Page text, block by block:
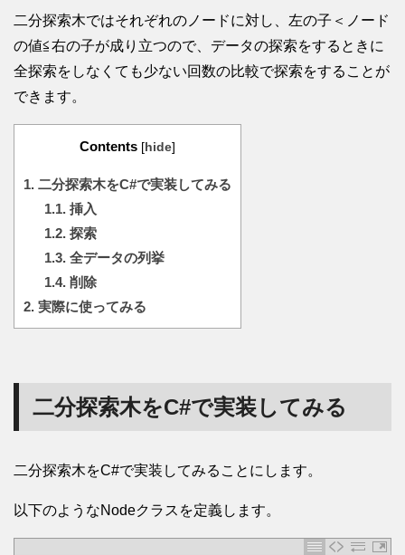
二分探索木ではそれぞれのノードに対し、左の子＜ノード
の値≦右の子が成り立つので、データの探索をするときに
全探索をしなくても少ない回数の比較で探索をすることが
できます。
Contents [ hide]
1. 二分探索木をC#で実装してみる
1.1.挿入
1.2.探索
1.3.全データの列挙
1.4.削除
2. 実際に使ってみる
二分探索木をC#で実装してみる
二分探索木をC#で実装してみることにします。
以下のようなNodeクラスを定義します。